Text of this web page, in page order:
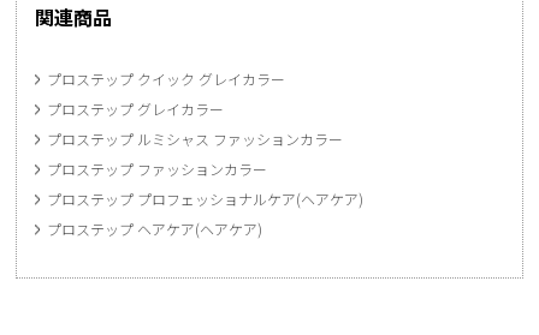
関連商品
プロステップ クイック グレイカラー
プロステップ グレイカラー
プロステップ ルミシャス ファッションカラー
プロステップ ファッションカラー
プロステップ プロフェッショナルケア(ヘアケア)
プロステップ ヘアケア(ヘアケア)